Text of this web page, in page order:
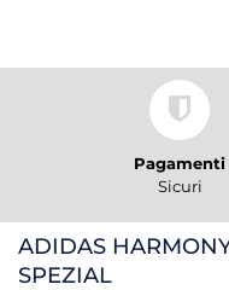
Pagamenti
Sicuri
ADIDAS
SPEZIAL